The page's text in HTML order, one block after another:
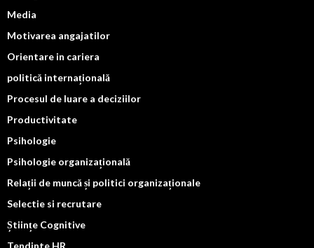
Media
Motivarea angajatilor
Orientare in cariera
politică internațională
Procesul de luare a deciziilor
Productivitate
Psihologie
Psihologie organizațională
Relații de muncă și politici organizaționale
Selectie si recrutare
Științe Cognitive
Tendinte HR